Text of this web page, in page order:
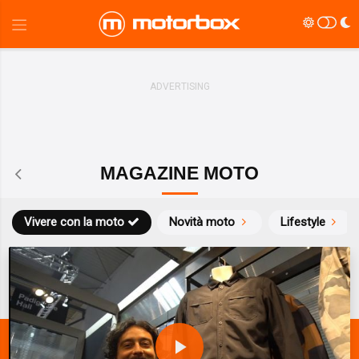
MAGAZINE MOTO
Novità moto
Vivere con la moto Lifestyle